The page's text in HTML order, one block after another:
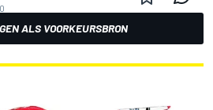
ALS VOORKEURSBRON